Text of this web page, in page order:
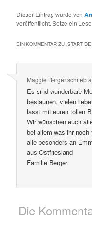
Dieser Eintrag wurde von
veröffentlicht. Setze ein
EIN KOMMENTAR ZU „START
Maggie Bergerschrieb
Es sind wunderbare
bestaunen, vielen
lasst mit euren tollen
Wir wünschen euch
bei allem was ihr
alle besonders an
aus Ostfriesland
Familie Berger
Die